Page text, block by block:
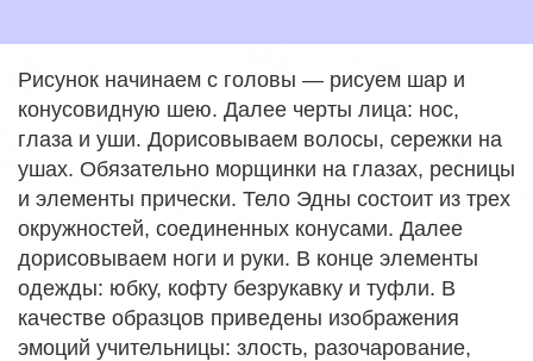
Рисунок начинаем с головы — рисуем шар и
конусовидную шею. Далее черты лица: нос,
глаза и уши. Дорисовываем волосы, сережки на
ушах. Обязательно морщинки на глазах, ресницы
и элементы прически. Тело Эдны состоит из трех
окружностей, соединенных конусами. Далее
дорисовываем ноги и руки. В конце элементы
одежды: юбку, кофту безрукавку и туфли. В
качестве образцов приведены изображения
эмоций учительницы: злость, разочарование,